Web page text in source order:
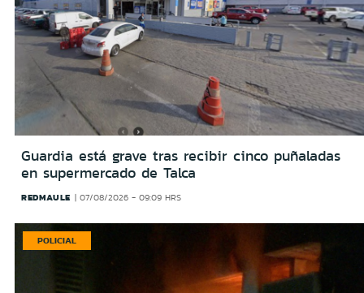
Guardia está grave tras recibir cinco puñaladas
en supermercado de Talca
REDMAULE 07/08/2026 - 09:09 HRS
POLICIAL